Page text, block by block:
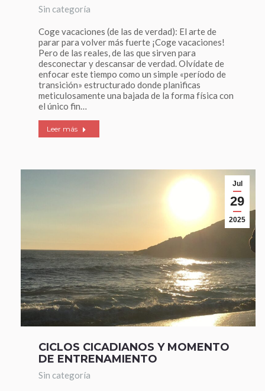
Sin categoría
Coge vacaciones (de las de verdad): El arte de
parar para volver más fuerte ¡Coge vacaciones!
Pero de las reales, de las que sirven para
desconectar y descansar de verdad. Olvídate de
enfocar este tiempo como un simple «período de
transición» estructurado donde planificas
meticulosamente una bajada de la forma física con
el único fin…
Leer más
Jul
29
2025
CICLOS CICADIANOS Y MOMENTO
DE ENTRENAMIENTO
Sin categoría